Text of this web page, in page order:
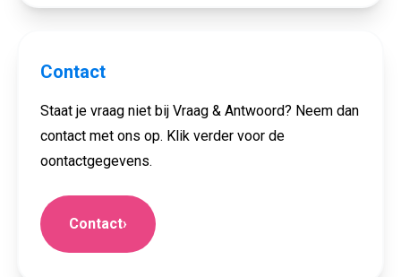
Contact
Staat je vraag niet bij Vraag & Antwoord? Neem dan
contact met ons op. Klik verder voor de
oontactgegevens.
Contact›